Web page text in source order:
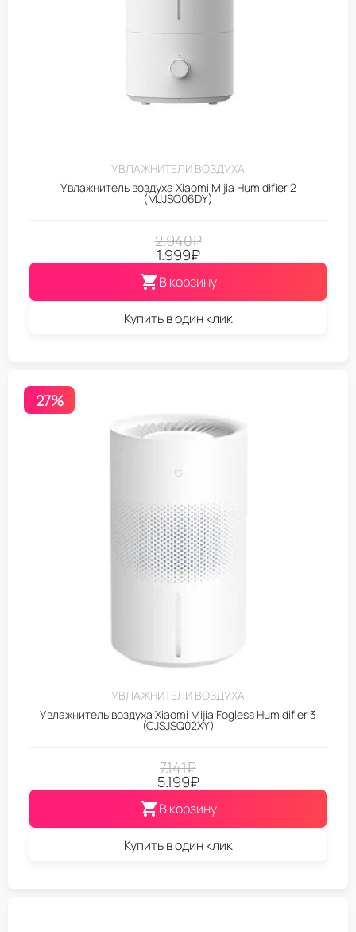
УВЛАЖНИТЕЛИ ВОЗДУХА
Увлажнитель воздуха Xiaomi Mijia Humidifier 2
(MJJSQ06DY)
2.940₽
1.999₽
В корзину
Купить в один клик
27%
УВЛАЖНИТЕЛИ ВОЗДУХА
Увлажнитель воздуха Xiaomi Mijia Fogless Humidifier 3
(CJSJSQ02XY)
7.141₽
5.199₽
В корзину
Купить в один клик